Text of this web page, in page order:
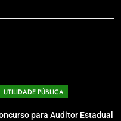
UTILIDADE PÚBLICA
para Auditor Estadual